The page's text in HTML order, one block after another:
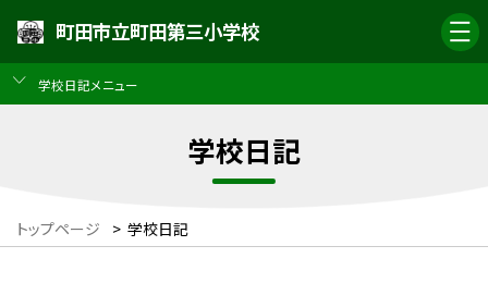
町田市立町田第三小学校
学校日記メニュー
学校日記
トップページ > 学校日記